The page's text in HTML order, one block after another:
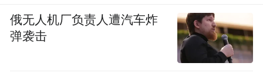
俄无人机厂负责人遭汽车炸
弹袭击